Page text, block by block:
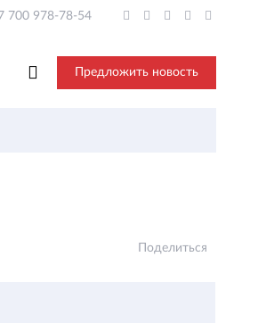
700 978-78-54
Предложить новость
Поделиться